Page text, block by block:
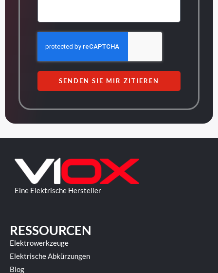
SENDEN SIE MIR ZITIEREN
Eine Elektrische Hersteller
RESSOURCEN
Elektrowerkzeuge
Elektrische Abkürzungen
Blog